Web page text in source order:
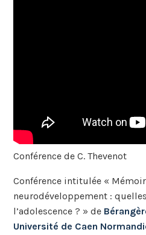
Conférence de C. Thevenot
Conférence intitulée «
neurodéveloppement :
l’adolescence ? » de
Université de Caen